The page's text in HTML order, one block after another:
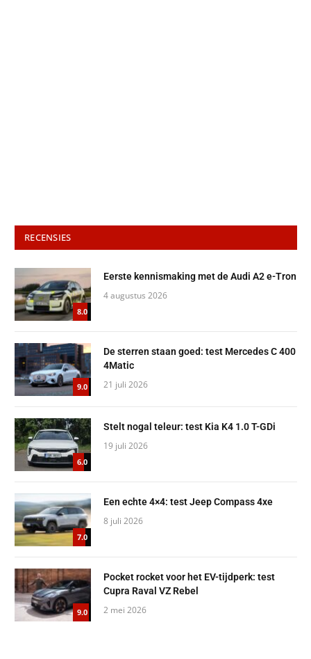
RECENSIES
8.0
Eerste kennismaking met de Audi A2 e-Tron
4 augustus 2026
9.0
De sterren staan goed: test Mercedes C 400
4Matic
21 juli 2026
6.0
Stelt nogal teleur: test Kia K4 1.0 T-GDi
19 juli 2026
7.0
Een echte 4×4: test Jeep Compass 4xe
8 juli 2026
9.0
Pocket rocket voor het EV-tijdperk: test
Cupra Raval VZ Rebel
2 mei 2026